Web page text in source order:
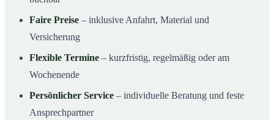
Faire Preise – inklusive Anfahrt, Material und
Versicherung
Flexible Termine – kurzfristig, regelmäßig oder am
Wochenende
Persönlicher Service – individuelle Beratung und feste
Ansprechpartner